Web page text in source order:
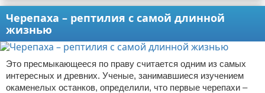
Черепаха – рептилия с самой длинной
жизнью
Это пресмыкающееся по праву считается одним из самых
интересных и древних. Ученые, занимавшиеся изучением
окаменелых останков, определили, что первые черепахи –